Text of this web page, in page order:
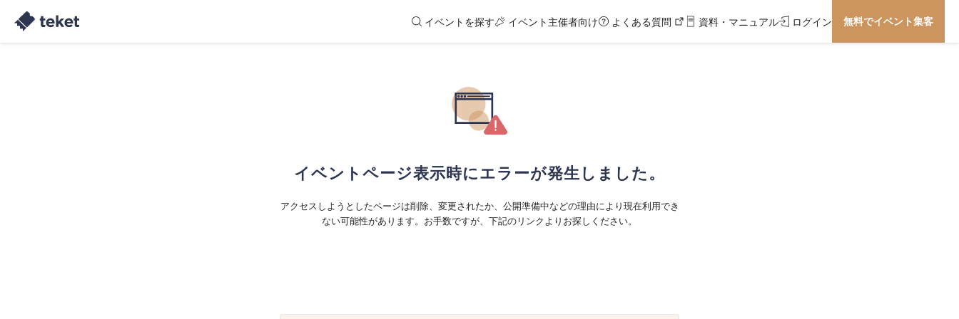
イベントを探す イベント主催者向け よくある質問 資料・マニュアル ログイン 無料でイベント集客
イベントページ表示時にエラーが発生しました。
アクセスしようとしたページは削除、変更されたか、公開準備中などの理由により現在利用でき
ない可能性があります。お手数ですが、下記のリンクよりお探しください。